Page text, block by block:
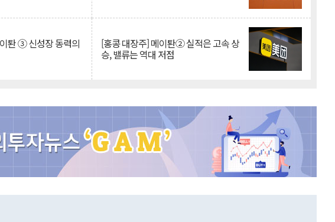
퇀 ③ 신성장 동력의 [홍콩 대장주] 메이퇀② 실적은 고속 상
승, 밸류는 역대 저점